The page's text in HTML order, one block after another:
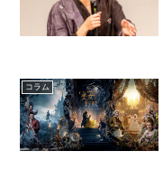
コラム